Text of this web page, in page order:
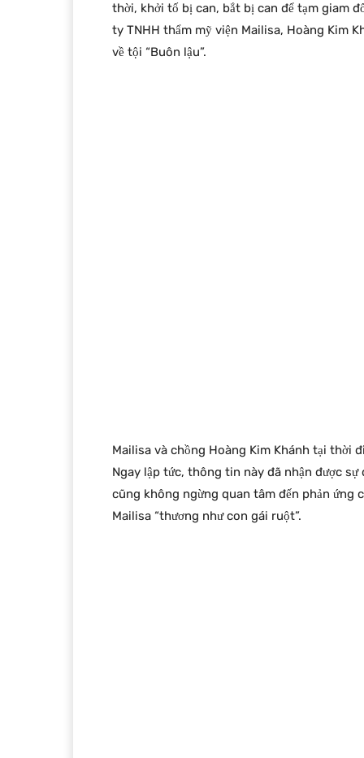
thời, khởi tố bị can, bắt bị can để tạm giam
ty TNHH thẩm mỹ viện Mailisa, Hoàng Kim
về tội “Buôn lậu”.
Mailisa và chồng Hoàng Kim Khánh tại thời
Ngay lập tức, thông tin này đã nhận được
cũng không ngừng quan tâm đến phản ứng
Mailisa “thương như con gái ruột”.